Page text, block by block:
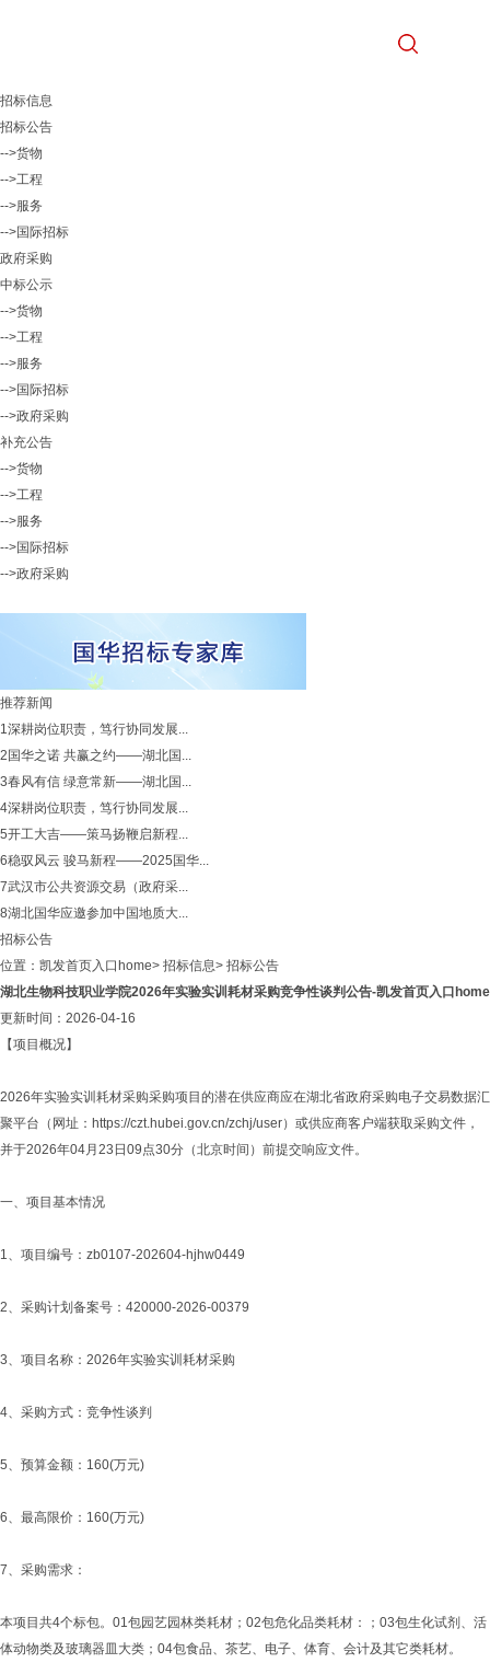
招标信息
招标公告
-->货物
-->工程
-->服务
-->国际招标
政府采购
中标公示
-->货物
-->工程
-->服务
-->国际招标
-->政府采购
补充公告
-->货物
-->工程
-->服务
-->国际招标
-->政府采购
推荐新闻
1深耕岗位职责，笃行协同发展...
2 国华之诺 共赢之约——湖北国...
3春风有信 绿意常新——湖北国...
4深耕岗位职责，笃行协同发展...
5开工大吉——策马扬鞭启新程...
6稳驭风云 骏马新程——2025国华...
7武汉市公共资源交易（政府采...
8湖北国华应邀参加中国地质大...
招标公告
位置： 凯发首页入口home> 招标信息> 招标公告
湖北生物科技职业学院2026年实验实训耗材采购竞争性谈判公告-凯发首页入口home
更新时间：2026-04-16
【项目概况】
2026年实验实训耗材采购采购项目的潜在供应商应在湖北省政府采购电子交易数据汇
聚平台（网址：https://czt.hubei.gov.cn/zchj/user）或供应商客户端获取采购文件，
并于2026年04月23日09点30分（北京时间）前提交响应文件。
一、项目基本情况
1、项目编号：zb0107-202604-hjhw0449
2、采购计划备案号：420000-2026-00379
3、项目名称：2026年实验实训耗材采购
4、采购方式：竞争性谈判
5、预算金额：160(万元)
6、最高限价：160(万元)
7、采购需求：
本项目共4个标包。01包园艺园林类耗材；02包危化品类耗材：；03包生化试剂、活
体动物类及玻璃器皿大类；04包食品、茶艺、电子、体育、会计及其它类耗材。